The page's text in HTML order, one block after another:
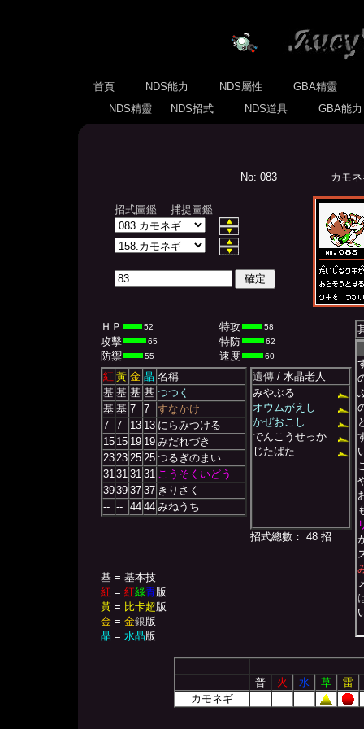
首頁 NDS能力 NDS屬性
GBA精靈
NDS精靈
NDS招式 NDS道具 GBA能
No: 083 カモ
招式圖鑑 捕捉圖鑑
ＨＰ 52 特攻 58
攻擊 65 特防 62
防禦 55 速度 60
紅 黃 金 晶 名稱
基 基 基 基 つつく
基 基 7 7
すなかけ
7
7 13 13 にらみつける
15 15 19 19 みだれづき
2323 25 25 つるぎのまい
3131 31 31 こうそくいどう
3939 37 37 きりさく
-- -- 44 44 みねうち
基 = 基本技
紅 = 紅綠青版
黃= 比卡超 版
金= 金銀 版
晶 = 水晶 版
遺傳/ 水晶老人
みやぶる
オウムがえし
かぜおこし
でんこうせっか
じたばた
招式總數： 48 招
普 火 水 草
雷
カモネギ